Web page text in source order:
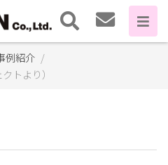
例紹介
トより）